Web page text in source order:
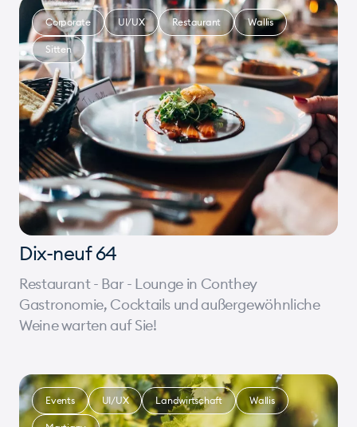
Dix-neuf 64
Restaurant - Bar - Lounge in Conthey
Gastronomie, Cocktails und außergewöhnliche
Weine warten auf Sie!
Corporate UI/UX Restaurant Wallis
Sitten
Events UI/UX Landwirtschaft Wallis